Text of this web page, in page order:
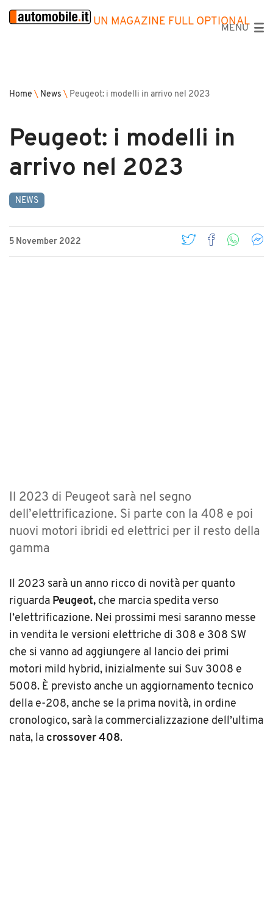
UN MAGAZINE FULL OPTIONAL
MENU
Home \ News \ Peugeot: i modelli in arrivo nel 2023
Peugeot: i modelli in
arrivo nel 2023
NEWS
5 November 2022
Il 2023 di Peugeot sarà nel segno
dell’elettrificazione. Si parte con la 408 e poi
nuovi motori ibridi ed elettrici per il resto della
gamma
Il 2023 sarà un anno ricco di novità per quanto
riguarda Peugeot, che marcia spedita verso
l’elettrificazione. Nei prossimi mesi saranno messe
in vendita le versioni elettriche di 308 e 308 SW
che si vanno ad aggiungere al lancio dei primi
motori mild hybrid, inizialmente sui Suv 3008 e
5008. È previsto anche un aggiornamento tecnico
della e-208, anche se la prima novità, in ordine
cronologico, sarà la commercializzazione dell’ultima
nata, la crossover 408.